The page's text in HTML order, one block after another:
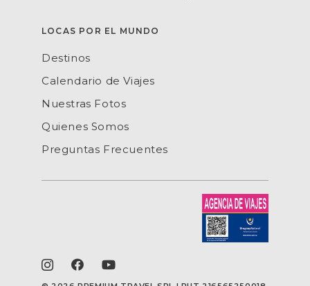
LOCAS POR EL MUNDO
Destinos
Calendario de Viajes
Nuestras Fotos
Quienes Somos
Preguntas Frecuentes